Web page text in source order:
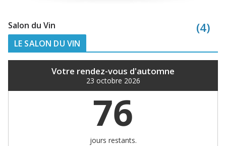
Salon du Vin (4)
LE SALON DU VIN
Votre rendez-vous d'automne
23 octobre 2026
76
jours restants.